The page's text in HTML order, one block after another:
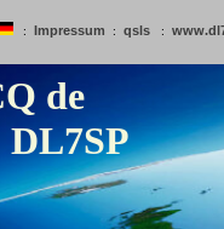
: Impressum : qsls :
de